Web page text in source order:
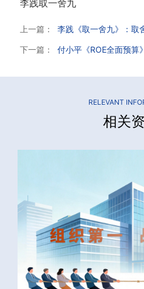
李践取一舍九
上一篇： 李践《取一舍九》：取
下一篇： 付小平《ROE全面预算
RELEVANT
相关